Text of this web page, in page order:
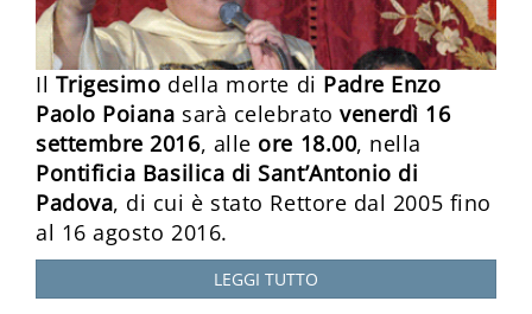
Il Trigesimo della morte di Padre Enzo
Paolo Poiana sarà celebratovenerdì 16
settembre 2016, alle ore 18.00, nella
Pontificia Basilica di Sant’Antonio di
Padova, di cui è stato Rettore dal 2005 fino
al 16 agosto 2016.
LEGGI TUTTO